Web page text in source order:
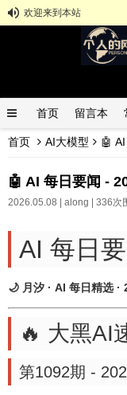
欢迎来到本站
首页 留言本
spring示例demo
首页 AI大模型 🤖
🤖 AI 每日要闻 -
2026.05.08 | along | 336次
AI 每日
🌙 月汐 · AI 每日精选 ·
🔥 大黑AI
第1092期 -